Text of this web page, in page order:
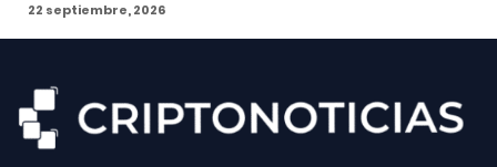
22 septiembre, 2026